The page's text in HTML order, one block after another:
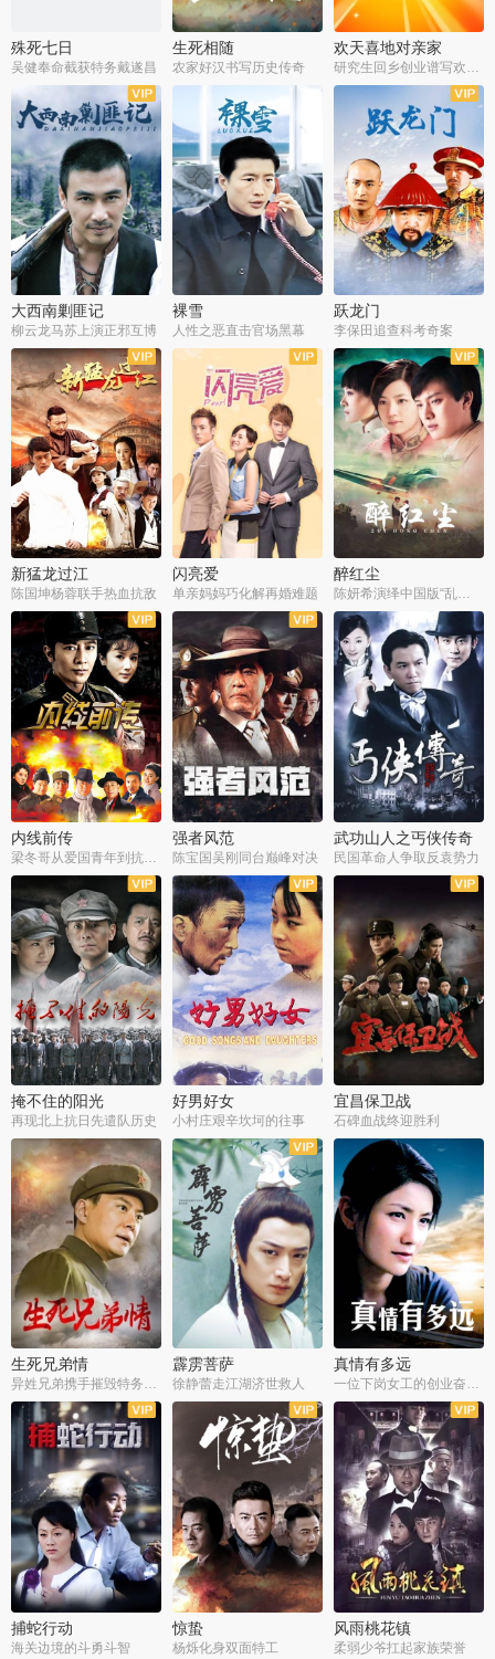
殊死七日
吴健奉命截获特务戴遂昌
生死相随
农家好汉书写历史传奇
欢天喜地对亲家
大西南剿匪记
柳云龙马苏上演正邪互博
全21集
裸雪
人性之恶直击官场黑幕
全30集
跃龙门
李保田追查科考奇案
全36集
新猛龙过江
陈国坤杨蓉联手热血抗敌
全37集
闪亮爱
单亲妈妈巧化解再婚难题
全30集
醉红尘
陈妍希演绎中国版“乱世佳人”
全30集
内线前传
全30集
强者风范
陈宝国吴刚同台巅峰对决
全30集
武功山人之丐侠传奇
民国革命人争取反袁势力
全38集
掩不住的阳光
再现北上抗日先遣队历史
全9集
好男好女
小村庄艰辛坎坷的往事
全35集
宜昌保卫战
石碑血战终迎胜利
全37集
生死兄弟情
异姓兄弟携手摧毁特务阴谋
全40集
霹雳菩萨
徐静蕾走江湖济世救人
全25集
真情有多远
一位下岗女工的创业奋斗史
全22集
捕蛇行动
海关边境的斗勇斗智
全39集
惊蛰
杨烁化身双面特工
全36集
风雨桃花镇
柔弱少爷扛起家族荣誉